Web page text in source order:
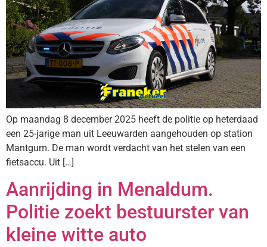
Op maandag 8 december 2025 heeft de politie op heterdaad
een 25-jarige man uit Leeuwarden aangehouden op station
Mantgum. De man wordt verdacht van het stelen van een
fietsaccu. Uit […]
Aanrijding in Menaldum.
Politie zoekt bestuurster van
kleine witte auto